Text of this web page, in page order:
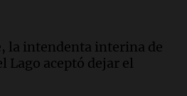
quiebra de Lebron
de una investigación
la intendenta interina de
Lago aceptó dejar el